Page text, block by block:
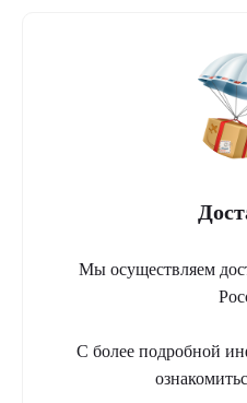
Мы осуществляем
С более подробной